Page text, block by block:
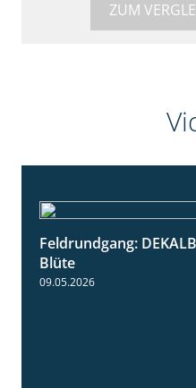
ZUM
Feldrundgang:
Blüte
09.05.2026